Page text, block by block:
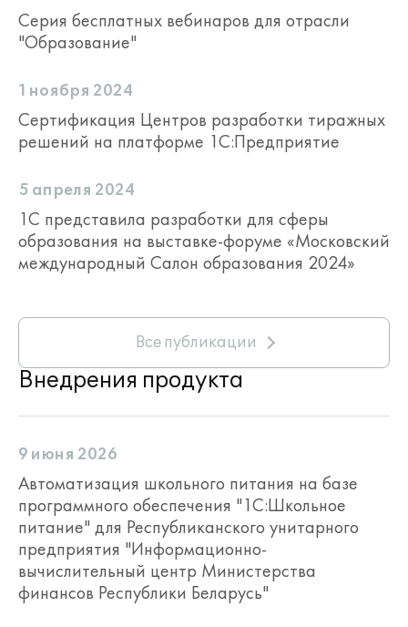
Серия бесплатных вебинаров для отрасли
"Образование"
1 ноября 2024
Сертификация Центров разработки тиражных
решений на платформе 1С:Предприятие
5 апреля 2024
1С представила разработки для сферы
образования на выставке-форуме «Московский
международный Салон образования 2024»
Все публикации
Внедрения продукта
9 июня 2026
Автоматизация школьного питания на базе
программного обеспечения "1С:Школьное
питание" для Республиканского унитарного
предприятия "Информационно-
вычислительный центр Министерства
финансов Республики Беларусь"